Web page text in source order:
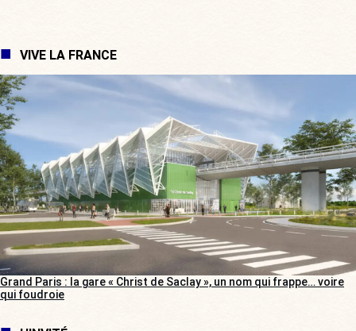
VIVE LA FRANCE
Grand Paris : la gare « Christ de Saclay », un nom qui frappe… voire
qui foudroie